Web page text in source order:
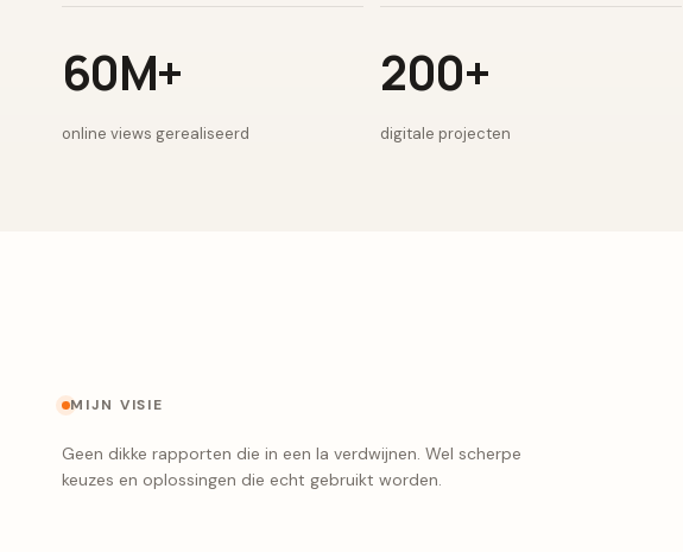
60M+
online views gerealiseerd
200+
digitale projecten
MIJN VISIE
Geen dikke rapporten die in een la verdwijnen. Wel scherpe
keuzes en oplossingen die echt gebruikt worden.